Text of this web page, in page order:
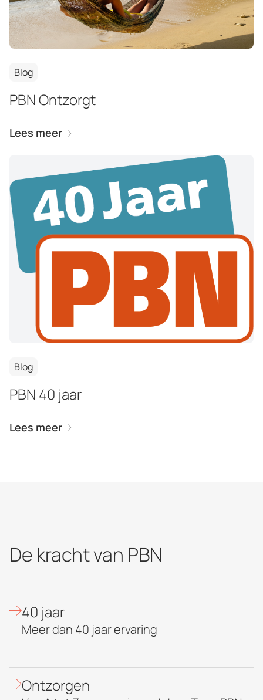
Blog
PBN Ontzorgt
Lees meer
Blog
PBN 40 jaar
Lees meer
De kracht van PBN
40 jaar
Meer dan 40 jaar ervaring
Ontzorgen